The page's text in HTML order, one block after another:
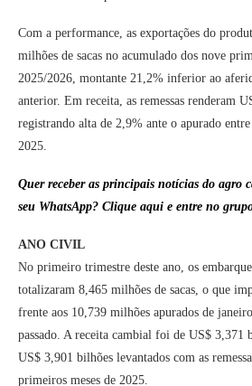
Com a performance, as exportações do
milhões de sacas no acumulado dos nove
2025/2026, montante 21,2% inferior ao
anterior. Em receita, as remessas renderam
registrando alta de 2,9% ante o apurado
2025.
Quer receber as principais notícias do agro
seu WhatsApp? Clique aqui e entre no
ANO CIVIL
No primeiro trimestre deste ano, os
totalizaram 8,465 milhões de sacas, o que
frente aos 10,739 milhões apurados de
passado. A receita cambial foi de US$ 3,371
US$ 3,901 bilhões levantados com as
primeiros meses de 2025.